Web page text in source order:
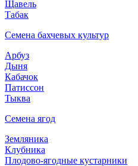
Щавель
Табак
Семена бахчевых культур
Арбуз
Дыня
Кабачок
Патиссон
Тыква
Семена ягод
Земляника
Клубника
Плодово-ягодные кустарники